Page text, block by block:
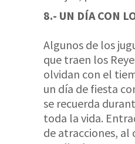
8.- UN DÍA CON
Algunos de los
que traen los
olvidan con el
un día de fiesta
se recuerda
toda la vida.
de atracciones, al